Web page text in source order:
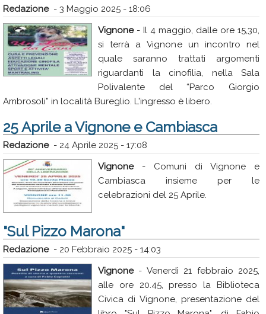
Redazione- 3 Maggio 2025 - 18:06
Vignone- Il 4 maggio, dalle ore 15,30,
si terrà a Vignone un incontro nel
quale saranno trattati argomenti
riguardanti la cinofilia, nella Sala
Polivalente del “Parco Giorgio
Ambrosoli” in località Bureglio. L'ingresso è libero.
25 Aprile a Vignone e Cambiasca
Redazione- 24 Aprile 2025 - 17:08
Vignone- Comuni di Vignone e
Cambiasca insieme per le
celebrazioni del 25 Aprile.
"Sul Pizzo Marona"
Redazione- 20 Febbraio 2025 - 14:03
Vignone- Venerdì 21 febbraio 2025,
alle ore 20.45, presso la Biblioteca
Civica di Vignone, presentazione del